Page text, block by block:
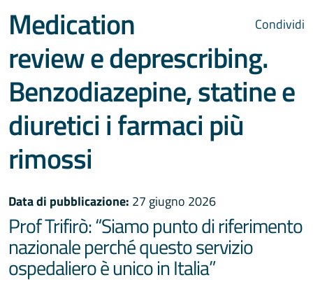
Condividi
Medication
review e deprescribing.
Benzodiazepine, statine e
diuretici i farmaci più
rimossi
Data di pubblicazione: 27 giugno 2026
Prof Trifirò: “Siamo punto di riferimento
nazionale perché questo servizio
ospedaliero è unico in Italia”